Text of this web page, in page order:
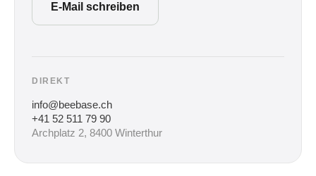
E-Mail schreiben
DIREKT
info@beebase.ch
+41 52 511 79 90
Archplatz 2, 8400 Winterthur